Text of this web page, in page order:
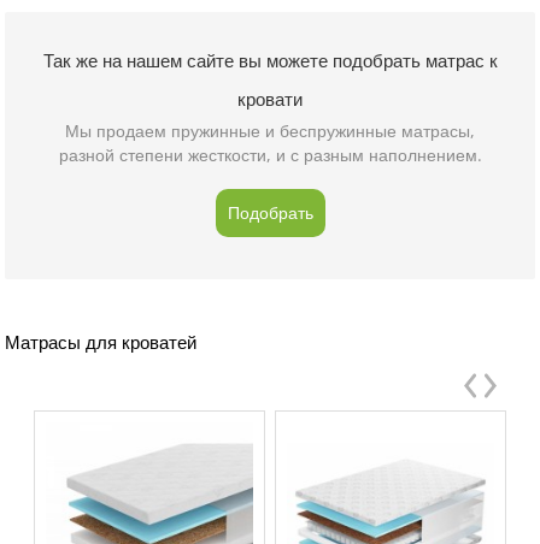
Так же на нашем сайте вы можете подобрать матрас к
кровати
Мы продаем пружинные и беспружинные матрасы,
разной степени жесткости, и с разным наполнением.
Подобрать
Матрасы для кроватей